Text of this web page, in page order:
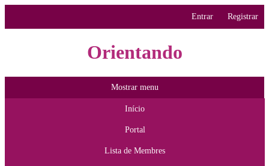
Entrar Registrar
Orientando
Mostrar menu
Início
Portal
Lista de Membres